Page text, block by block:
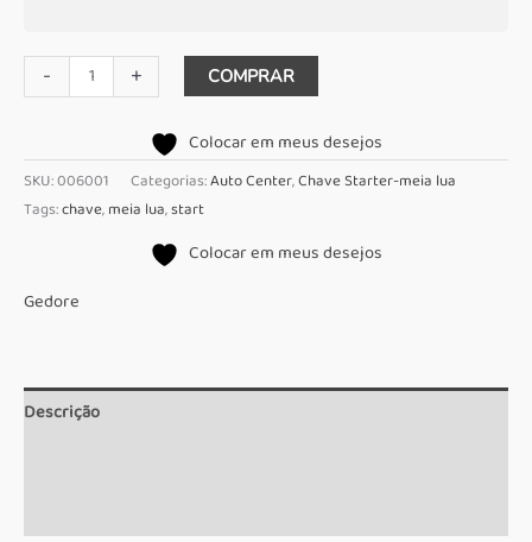
-
Chave
starter
lua
11x13mm
+ COMPRAR
Colocar em meus desejos
SKU:006001 Categorias:Auto Center,Chave Starter-meia lua
Tags:chave,meia lua,start
Colocar em meus desejos
Gedore
Descrição